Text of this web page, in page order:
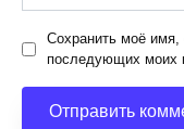
Сохранить моё имя,
последующих моих